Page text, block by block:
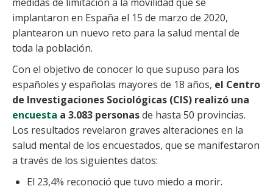
implantaron en España el 15 de marzo de 2020,
plantearon un nuevo reto para la salud mental de
toda la población.
Con el objetivo de conocer lo que supuso para los
españoles y españolas mayores de 18 años, el Centro
de Investigaciones Sociológicas (CIS) realizó una
encuesta a 3.083 personasde hasta 50 provincias.
Los resultados revelaron graves alteraciones en la
salud mental de los encuestados, que se manifestaron
a través de los siguientes datos:
El 23,4% reconoció que tuvo miedo a morir.